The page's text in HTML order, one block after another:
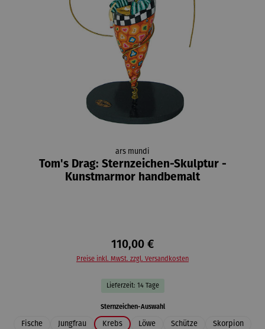
ars mundi
Tom's Drag: Sternzeichen-Skulptur -
Kunstmarmor handbemalt
110,00 €
Preise inkl. MwSt. zzgl. Versandkosten
Lieferzeit: 14 Tage
Sternzeichen-Auswahlauswählen
Fische Jungfrau Krebs Löwe Schütze
Skorpion